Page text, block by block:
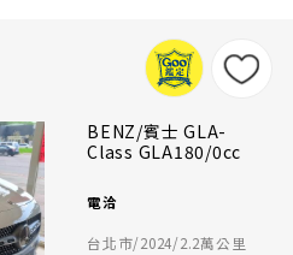
BENZ/賓士 GLA-
Class GLA180/0cc
電洽
台北市/2024/2.2萬公里